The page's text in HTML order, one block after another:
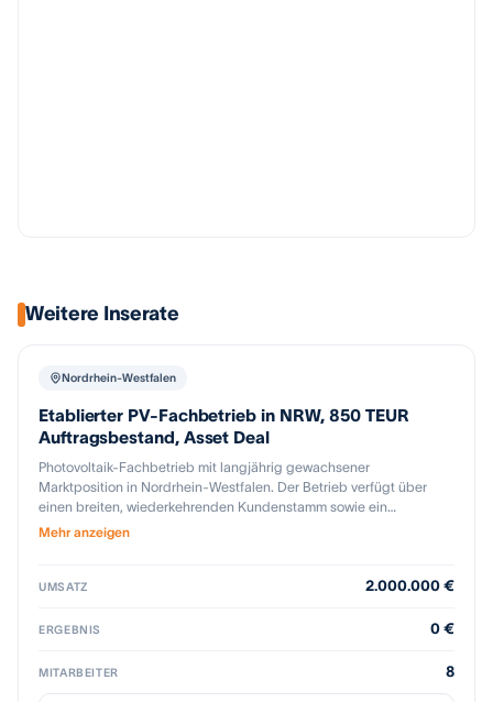
Weitere Inserate
Nordrhein-Westfalen
Etablierter PV-Fachbetrieb in NRW, 850 TEUR
Auftragsbestand, Asset Deal
Photovoltaik-Fachbetrieb mit langjährig gewachsener
Marktposition in Nordrhein-Westfalen. Der Betrieb verfügt über
einen breiten, wiederkehrenden Kundenstamm sowie ein
eingespieltes Team aus Vertrieb, Marketing und Elektrotechnik,
Ausbildung geschaffen. Das laufende Auftragsvolumen aus den
übernahmefähig und bildet die Grundlage für eine stabile
strukturiert und wird im Rahmen einer Restrukturierung als Asset
Mehr anzeigen
UMSATZ 2.000.000 €
ERGEBNIS 0 €
MITARBEITER 8